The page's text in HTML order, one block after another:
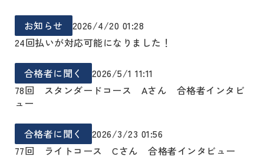
お知らせ
2026/4/20 01:28
24回払いが対応可能になりました！
合格者に聞く
2026/5/1 11:11
78回 スタンダードコース Aさん 合格者インタビ
ュー
合格者に聞く
2026/3/23 01:56
77回 ライトコース Cさん 合格者インタビュー